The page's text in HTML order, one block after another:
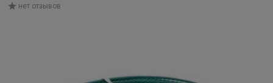
нет отзывов